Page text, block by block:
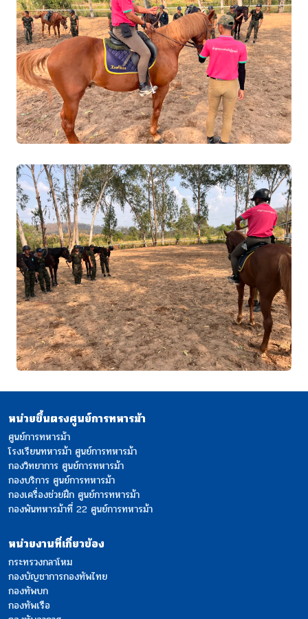
หน่วยขึ้นตรงศูนย์การทหารม้า
ศูนย์การทหารม้า
โรงเรียนทหารม้า ศูนย์การทหารม้า
กองวิทยาการ ศูนย์การทหารม้า
กองบริการ ศูนย์การทหารม้า
กองเครื่องช่วยฝึก ศูนย์การทหารม้า
กองพันทหารม้าที่ 22 ศูนย์การทหารม้า
หน่วยงานที่เกี่ยวข้อง
กระทรวงกลาโหม
กองบัญชาการกองทัพไทย
กองทัพบก
กองทัพเรือ